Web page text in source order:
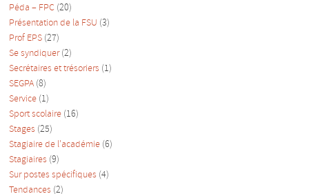
Péda – FPC (20)
Présentation de la FSU (3)
Prof EPS (27)
Se syndiquer(2)
Secrétaires et trésoriers (1)
SEGPA (8)
Service (1)
Sport scolaire (16)
Stages (25)
Stagiaire de l'académie (6)
Stagiaires (9)
Sur postes spécifiques (4)
Tendances (2)